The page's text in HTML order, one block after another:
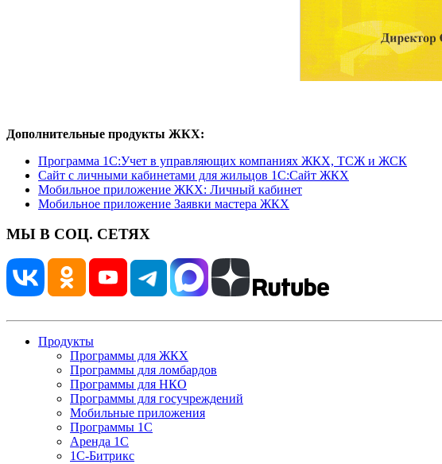
Дополнительные продукты ЖКХ:
Программа 1C:Учет в управляющих компаниях ЖКХ, ТСЖ и ЖСК
Сайт с личными кабинетами для жильцов 1С:Сайт ЖКХ
Мобильное приложение ЖКХ: Личный кабинет
Мобильное приложение Заявки мастера ЖКХ
МЫ В СОЦ. СЕТЯХ
Продукты
Программы для ЖКХ
Программы для ломбардов
Программы для НКО
Программы для госучреждений
Мобильные приложения
Программы 1С
Аренда 1С
1С-Битрикс